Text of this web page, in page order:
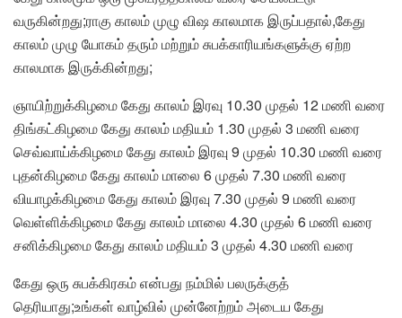
வருகின்றது;ராகு காலம் முழு விஷ காலமாக இருப்பதால்,கேது
காலம் முழு யோகம் தரும் மற்றும் சுபக்காரியங்களுக்கு ஏற்ற
காலமாக இருக்கின்றது;
ஞாயிற்றுக்கிழமை கேது காலம் இரவு 10.30 முதல் 12 மணி வரை
திங்கட்கிழமை கேது காலம் மதியம் 1.30 முதல் 3 மணி வரை
செவ்வாய்க்கிழமை கேது காலம் இரவு 9 முதல் 10.30 மணி வரை
புதன்கிழமை கேது காலம் மாலை 6 முதல் 7.30 மணி வரை
வியாழக்கிழமை கேது காலம் இரவு 7.30 முதல் 9 மணி வரை
வெள்ளிக்கிழமை கேது காலம் மாலை 4.30 முதல் 6 மணி வரை
சனிக்கிழமை கேது காலம் மதியம் 3 முதல் 4.30 மணி வரை
கேது ஒரு சுபக்கிரகம் என்பது நம்மில் பலருக்குத்
தெரியாது;உங்கள் வாழ்வில் முன்னேற்றம் அடைய கேது